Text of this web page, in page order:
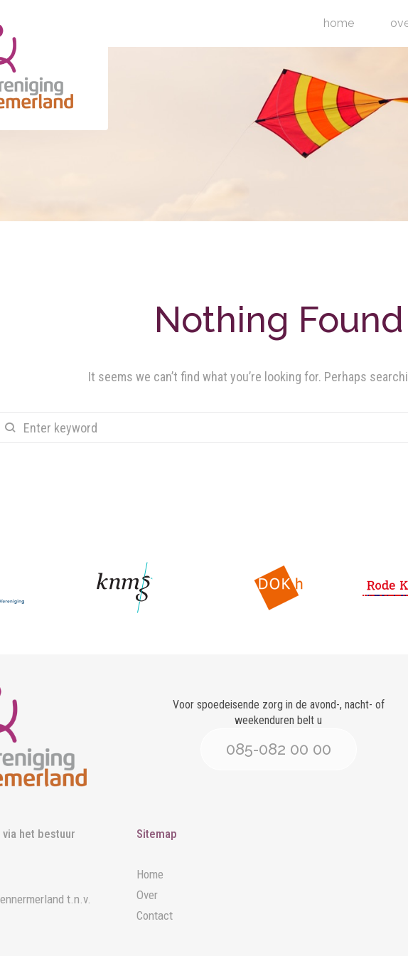
home
Nothing Found
It seems we can’t find what you’re looking for. Perhaps
Voor spoedeisende zorg in de avond-, nacht- of
weekenduren belt u
085-082 00 00
het bestuur
t.n.v.
Sitemap
Home
Over
Contact